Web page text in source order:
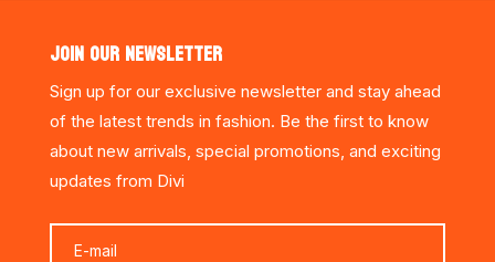
JOIN OUR NEWSLETTER
Sign up for our exclusive newsletter and stay ahead
of the latest trends in fashion. Be the first to know
about new arrivals, special promotions, and exciting
updates from Divi